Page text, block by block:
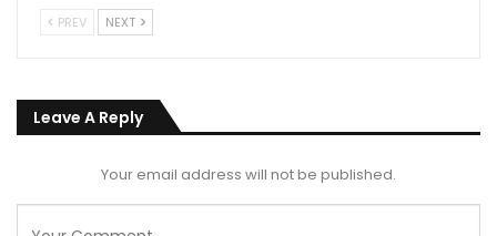
PREV NEXT
Leave A Reply
Your email address will not be published.